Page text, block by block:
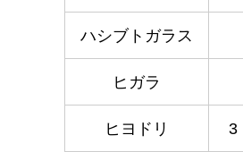
ハシブトガラス
ヒガラ
ヒヨドリ 3